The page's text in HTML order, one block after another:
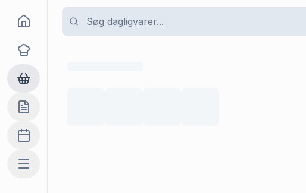
Goma
Opskrifter
Dagligvarer
Indkøbslisten
Madplan
Mere